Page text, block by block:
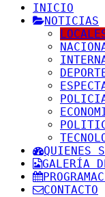
INICIO
NOTICIAS
QUIENES
GALERÍA
CONTACTO